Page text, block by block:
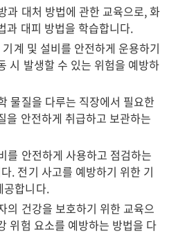
과 대처 방법에 관한 교육으로, 화
과 대피 방법을 학습합니다.
기계 및 설비를 안전하게 운용하기
시 발생할 수 있는 위험을 예방하
물질을 다루는 직장에서 필요한
을 안전하게 취급하고 보관하는
를 안전하게 사용하고 점검하는
. 전기 사고를 예방하기 위한 기
공합니다.
의 건강을 보호하기 위한 교육으
위험 요소를 예방하는 방법을 다